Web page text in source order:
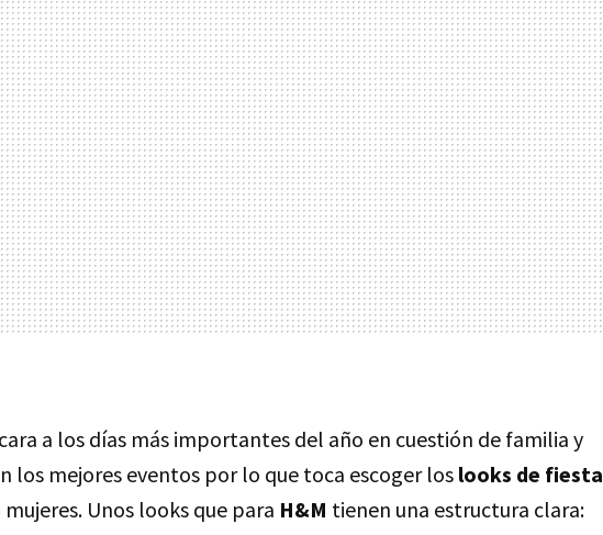
a los días más importantes del año en cuestión de familia y
los mejores eventos por lo que toca escoger los looks de fiesta
Unos looks que para H&M tienen una estructura clara: